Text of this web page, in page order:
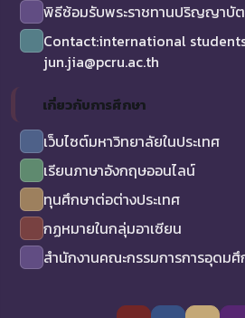
พิธีซ้อมรับพระราชทานปริญญาบั
Contact:international
jun.jia@pcru.ac.th
เกี่ยวกับการศึกษา
เว็บไซต์มหาวิทยาลัยในประเทศ
เรียนภาษาอังกฤษออนไลน์
ทุนศึกษาต่อต่างประเทศ
กฏหมายในกลุ่มอาเซียน
สำนักงานคณะกรรมการการอุดมศึ